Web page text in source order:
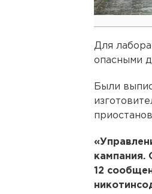
Для
опасными
Были
кампания.
12